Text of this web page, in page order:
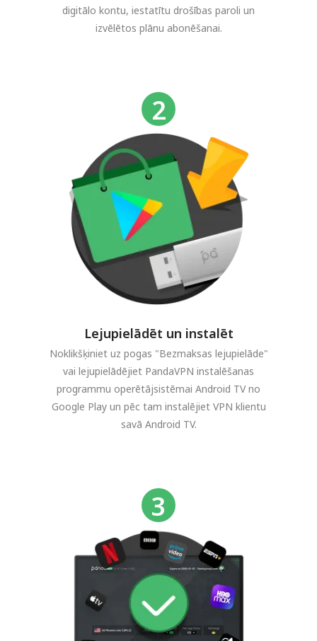
digitālo kontu, iestatītu drošības paroli un
izvēlētos plānu abonēšanai.
Lejupielādēt un instalēt
Noklikšķiniet uz pogas "Bezmaksas lejupielāde"
vai lejupielādējiet PandaVPN instalēšanas
programmu operētājsistēmai Android TV no
Google Play un pēc tam instalējiet VPN klientu
savā Android TV.